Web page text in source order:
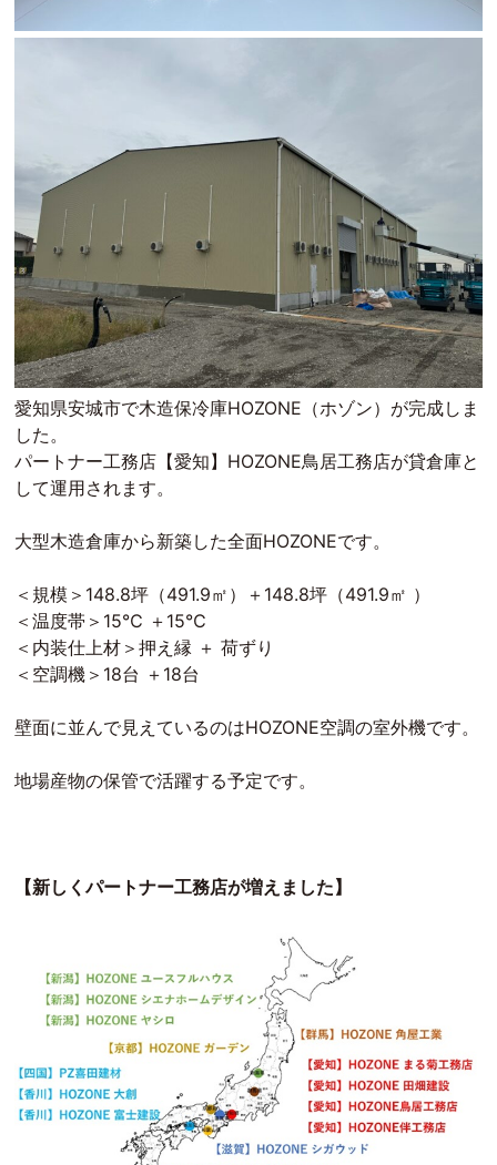
愛知県安城市で木造保冷庫HOZONE（ホゾン）が完成しま
した。
パートナー工務店【愛知】HOZONE鳥居工務店が貸倉庫と
して運用されます。
大型木造倉庫から新築した全面HOZONEです。
＜規模＞148.8坪（491.9㎡）＋148.8坪（491.9㎡ ）
＜温度帯＞15℃ ＋15℃
＜内装仕上材＞押え縁 ＋ 荷ずり
＜空調機＞18台 ＋18台
壁面に並んで見えているのはHOZONE空調の室外機です。
地場産物の保管で活躍する予定です。
【新しくパートナー工務店が増えました】